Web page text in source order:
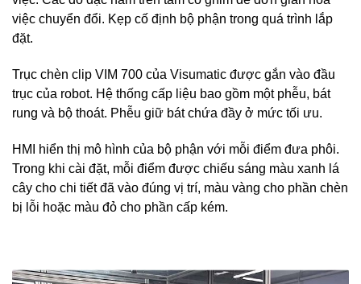
việc chuyển đổi. Kẹp cố định bộ phận trong quá trình lắp
đặt.
Trục chèn clip VIM 700 của Visumatic được gắn vào đầu
trục của robot. Hệ thống cấp liệu bao gồm một phễu, bát
rung và bộ thoát. Phễu giữ bát chứa đầy ở mức tối ưu.
HMI hiển thị mô hình của bộ phận với mỗi điểm đưa phôi.
Trong khi cài đặt, mỗi điểm được chiếu sáng màu xanh lá
cây cho chi tiết đã vào đúng vị trí, màu vàng cho phần chèn
bị lỗi hoặc màu đỏ cho phần cấp kém.